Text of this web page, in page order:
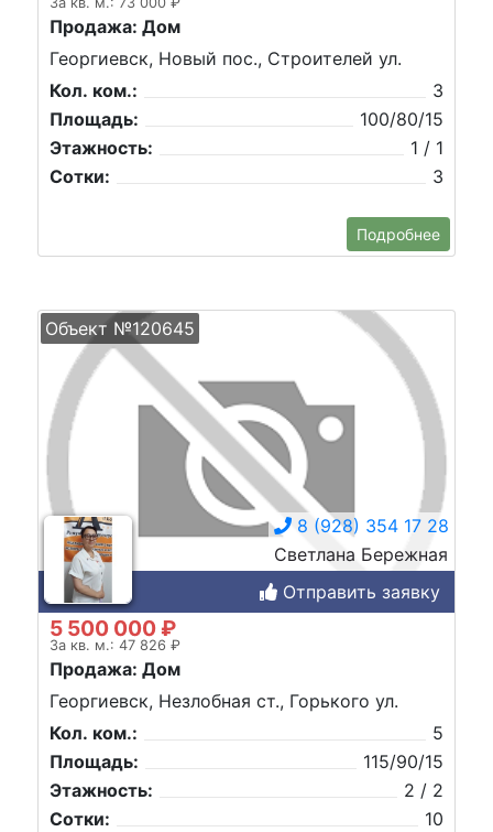
Продажа: Дом
Георгиевск, Новый пос., Строителей ул.
Кол. ком.:
3
Площадь:
100/80/15
Этажность:
1 / 1
Сотки:
3
Подробнее
Объект №120645
8 (928) 354 17 28
Светлана Бережная
Отправить заявку
5 500 000 ₽
За кв. м.: 47 826 ₽
Продажа: Дом
Георгиевск, Незлобная ст., Горького ул.
Кол. ком.:
5
Площадь:
115/90/15
Этажность:
2 / 2
Сотки:
10